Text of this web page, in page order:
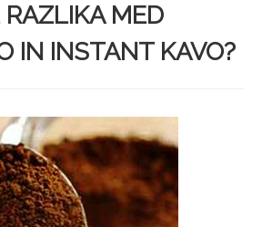
RAZLIKA MED
IN INSTANT KAVO?